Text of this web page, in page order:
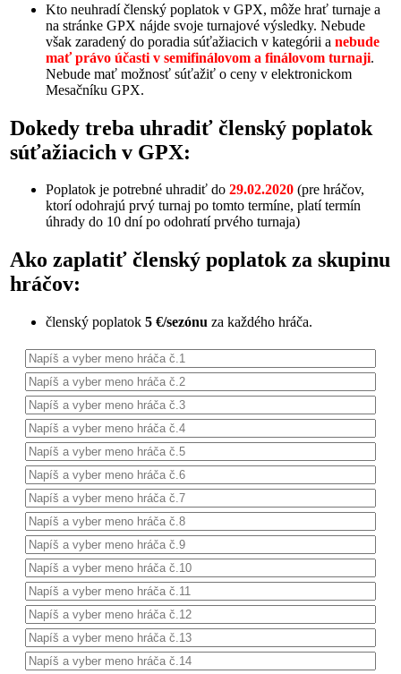
Kto neuhradí členský poplatok v GPX, môže hrať turnaje a
na stránke GPX nájde svoje turnajové výsledky. Nebude
však zaradený do poradia súťažiacich v kategórii a nebude
mať právo účasti v semifinálovom a finálovom turnaji.
Nebude mať možnosť súťažiť o ceny v elektronickom
Mesačníku GPX.
Dokedy treba uhradiť členský poplatok
súťažiacich v GPX:
Poplatok je potrebné uhradiť do 29.02.2020 (pre hráčov,
ktorí odohrajú prvý turnaj po tomto termíne, platí termín
úhrady do 10 dní po odohratí prvého turnaja)
Ako zaplatiť členský poplatok za skupinu
hráčov:
členský poplatok 5 €/sezónu za každého hráča.